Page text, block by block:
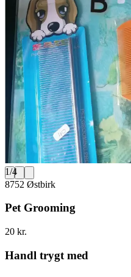
1/4
8752 Østbirk
Pet Grooming
20 kr.
Handl trygt med